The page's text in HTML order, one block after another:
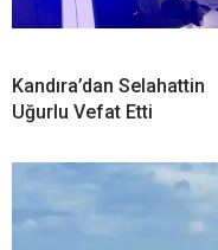
Kandıra’dan Selahattin
Uğurlu Vefat Etti